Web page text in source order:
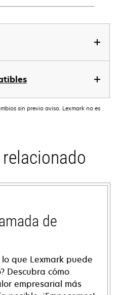
sin previo aviso. Lexmark no es
de
que Lexmark puede
Descubra cómo
empresarial más